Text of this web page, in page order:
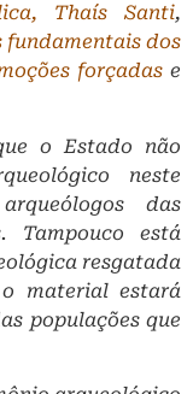
Thaís Santi,
dos
forçadas e
o Estado não
neste
das
Tampouco está
resgatada
material estará
populações que